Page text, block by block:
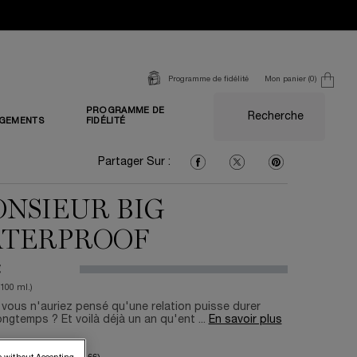
Programme de fidélité
Mon panier 0
0 produit
PROGRAMME DE
FIDÉLITÉ
Recherche
Partager Sur : Partager Sur : Facebook
Partager Sur : Twitter
Partager Sur :
BIG
ml.)
vous n'auriez pensé qu'une relation puisse durer
? Et voilà déjà un an qu'ent ... En savoir plus